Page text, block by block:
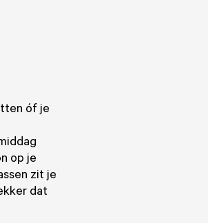
óf je
op je
zit je
dat